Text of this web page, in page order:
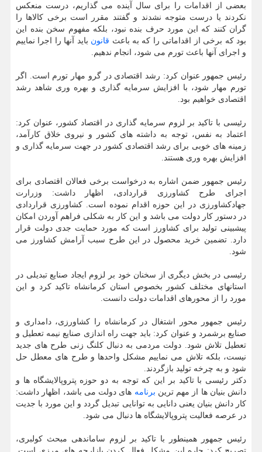
بعضی از اقدامات را برای سال آینده می گذاریم، درست منعکس
نکردند یا درست متوجه نشدند و گفتند مقرر است برخی کالاها را
گران کنند که این مورد حرف بنده نبود، بلکه مفهوم سخن بنده این
بود که برخی از اقداماتی را که به باعث قانون باید آنها را اجرا نماییم
و اجرای آنها باعث تورم می شود، انجام ندهیم.
رئیس جمهور عنوان کرد: رشد اقتصادی در گرو مهار تورم است. اگر
تورم مهار شود، با افزایش سرمایه گذاری و بهره وری شاهد رشد
اقتصادی خواهیم بود.
رئیسی با تاکید بر لزوم سرمایه گذاری در اقتصاد کشور، عنوان کرد:
اعتماد به نفس، توجه به داشته های کشور و نیروی خلاق کارآمد،
زمینه های خوبی برای رشد اقتصادی کشور در جهت سرمایه گذاری و
افزایش بهره وری هستند.
رئیس جمهور ضمن اشاره به درخواست برخی فعالان اقتصادی برای
اجرای طرح کشاورزی قراردادی، اظهار داشت: وزرارت
جهادکشاورزی در این حوزه اقدام نموده است. کشاورزی قراردادی
در دستور کار دولت می باشد و این کار به شکلی فراهم آوردن امکان
پیشبینی تولید برای کشاورز است که مورد حمایت جدی دولت قرار
دارد. تضمین خرید محصول در این طرح سبب آرامش کشاورز می
شود.
رئیسی در بخش دیگری از سخنان خود بر لزوم ایجاد صنایع تبدیلی در
استانهای مختلف کشور بخصوص استان کرمانشاه تاکید کرد و این
مورد را از محورهای اقدامات دولت دانست.
رئیس جمهور محور اشتغال در کرمانشاه را کشاورزی، دامداری و
صنایع برشمرد و عنوان کرد: باید جهت راه اندازی صنایع نیمه تعطیل و
تعطیل تلاش شود. دولت مردمی به دنبال کلنگ زنی طرح های جدید
نیست، بلکه تلاش می نماییم مشکل واحدها و طرح های معطل حل
شود و به چرخه تولید بازگردند.
دکتر رئیسی با تاکید بر این که توجه به دو حوزه پتروپالایشگاه ها و
دانش بنیان ها از مهم ترین برنامه های دولت می باشد، اظهار داشت:
کار دانش بنیان یعنی دانایی به توانایی تبدیل گردد و این مورد با جدیت
در عرصه فعالیت پتروپالایشگاه ها دنبال می شود.
رئیس جمهور همینطور با تاکید بر لزوم ساماندهی مبحث کولبری،